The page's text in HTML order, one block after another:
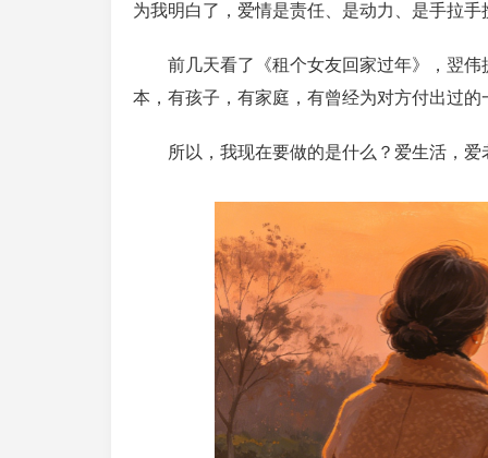
为我明白了，爱情是责任、是动力、是手拉
前几天看了《租个女友回家过年》，翌
本，有孩子，有家庭，有曾经为对方付出过的
所以，我现在要做的是什么？爱生活，